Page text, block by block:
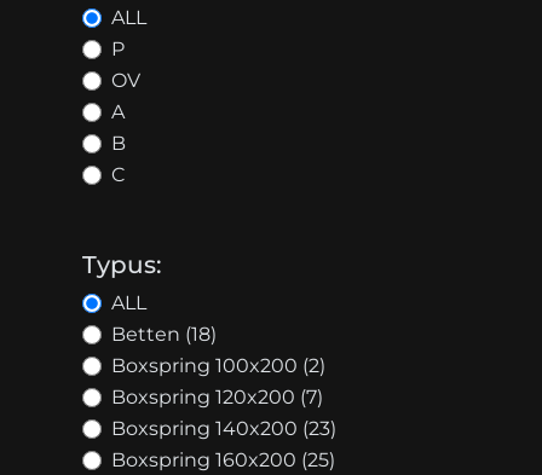
ALL
P
OV
A
B
C
Typus:
ALL
Betten (18)
Boxspring 100x200 (2)
Boxspring 120x200 (7)
Boxspring 140x200 (23)
Boxspring 160x200 (25)